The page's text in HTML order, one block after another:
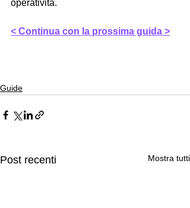
operatività.
< Continua con la prossima guida >
Guide
Post recenti Mostra tutti